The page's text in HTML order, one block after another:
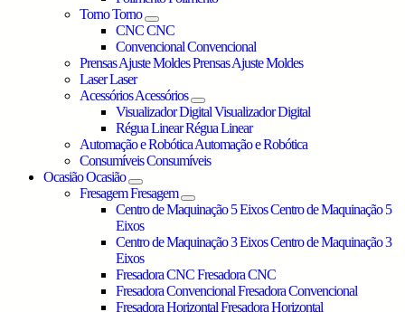
TornoTorno
CNCCNC
ConvencionalConvencional
Prensas Ajuste MoldesPrensas Ajuste Moldes
LaserLaser
AcessóriosAcessórios
Visualizador DigitalVisualizador Digital
Régua LinearRégua Linear
Automação e RobóticaAutomação e Robótica
ConsumíveisConsumíveis
OcasiãoOcasião
FresagemFresagem
Centro de Maquinação 5 EixosCentro de Maquinação 5
Eixos
Centro de Maquinação 3 EixosCentro de Maquinação 3
Eixos
Fresadora CNCFresadora CNC
Fresadora ConvencionalFresadora Convencional
Fresadora HorizontalFresadora Horizontal